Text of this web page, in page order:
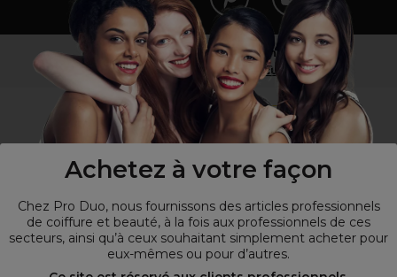
Achetez à votre façon
Chez Pro Duo, nous fournissons des articles professionnels
de coiffure et beauté, à la fois aux professionnels de ces
secteurs, ainsi qu’à ceux souhaitant simplement acheter pour
eux-mêmes ou pour d’autres.
Vous n’êtes pas un professionnel ?
Visitez notre site pour les particuliers!